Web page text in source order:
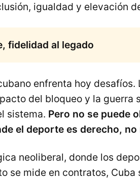
igualdad y elevación
fidelidad al legado
enfrenta hoy desafíos.
del bloqueo y la guerra
sistema. Pero no se puede
el deporte es derecho, no
neoliberal, donde los
se mide en contratos, Cuba